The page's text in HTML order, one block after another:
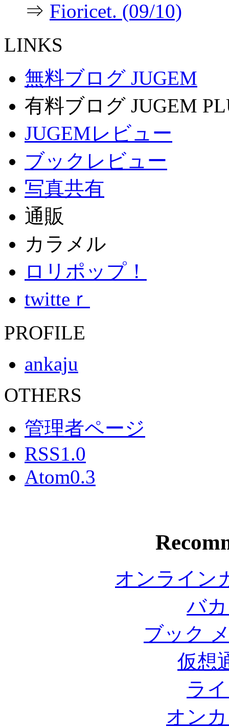
⇒ Fioricet. (09/10)
LINKS
無料ブログ JUGEM
有料ブログ JUGEM
JUGEMレビュー
ブックレビュー
写真共有
通販
カラメル
ロリポップ！
twitteｒ
PROFILE
ankaju
OTHERS
管理者ページ
RSS1.0
Atom0.3
オンライン
バ
ブック
仮想
ラ
オン